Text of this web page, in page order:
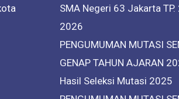
SMA Negeri 63 Jakarta
2026
PENGUMUMAN MUTASI
GENAP TAHUN AJARAN
Hasil Seleksi Mutasi 2025